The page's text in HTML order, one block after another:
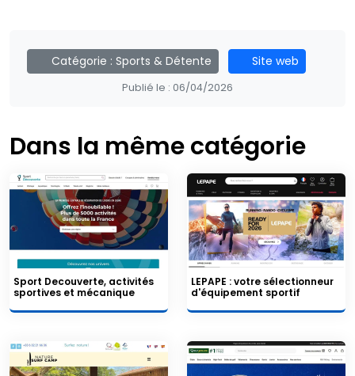
Catégorie : Sports & Détente Site web
Publié le : 06/04/2026
Dans la même catégorie
Sport Decouverte, activités
sportives et mécanique
LEPAPE : votre sélectionneur
d'équipement sportif